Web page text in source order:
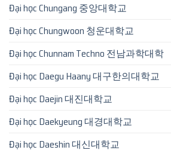
Đại học Chungang 중앙대학교
Đại học Chungwoon 청운대학교
Đại học Chunnam Techno 전남과학대학
Đại học Daegu Haany 대구한의대학교
Đại học Daejin 대진대학교
Đại học Daekyeung 대경대학교
Đại học Daeshin 대신대학교